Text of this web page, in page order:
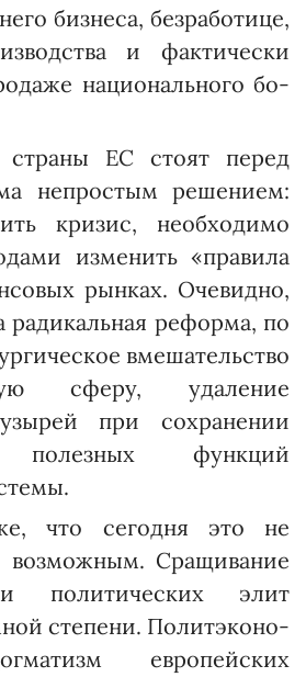
бизнеса, безработице,
и фактически
национального бо­
страны ЕС стоят перед
непростым решением:
кризис, необходимо
изменить «правила
рынках. Очевидно,
радикальная реформа, по
вмешательство
сферу, удаление
при сохранении
полезных функций
что сегодня это не
возможным. Сращивание
политических элит
степени. Политэконо­
европейских